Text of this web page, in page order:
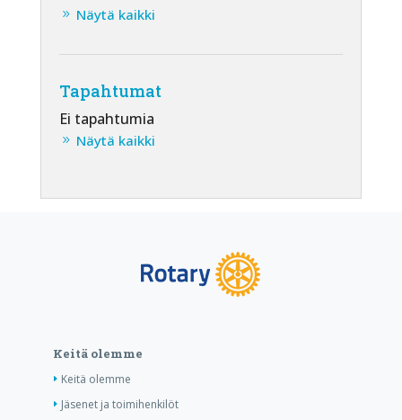
Näytä kaikki
Tapahtumat
Ei tapahtumia
Näytä kaikki
Keitä olemme
Keitä olemme
Jäsenet ja toimihenkilöt